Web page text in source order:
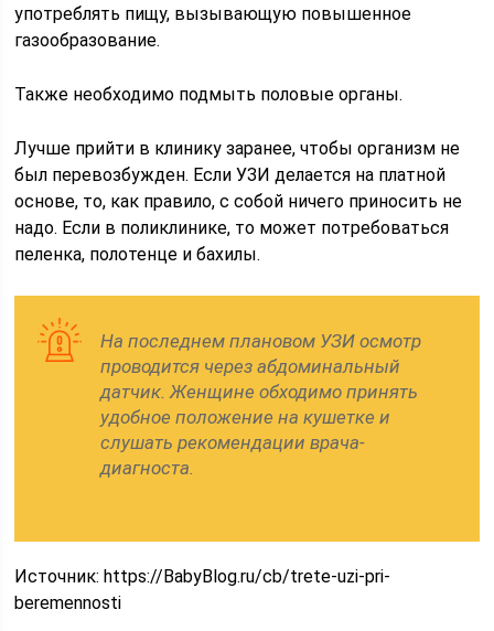
употреблять пищу, вызывающую повышенное
газообразование.
Также необходимо подмыть половые органы.
Лучше прийти в клинику заранее, чтобы организм не
был перевозбужден. Если УЗИ делается на платной
основе, то, как правило, с собой ничего приносить не
надо. Если в поликлинике, то может потребоваться
пеленка, полотенце и бахилы.
На последнем плановом УЗИ осмотр
проводится через абдоминальный
датчик. Женщине обходимо принять
удобное положение на кушетке и
слушать рекомендации врача-
диагноста.
Источник:https://BabyBlog.ru/cb/trete-uzi-pri-
beremennosti